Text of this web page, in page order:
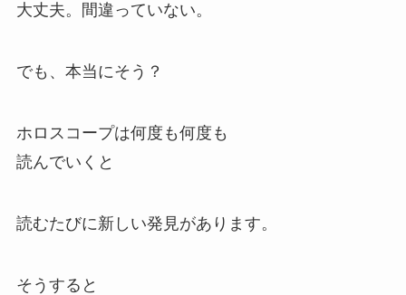
大丈夫。間違っていない。
でも、本当にそう？
ホロスコープは何度も何度も
読んでいくと
読むたびに新しい発見があります。
そうすると